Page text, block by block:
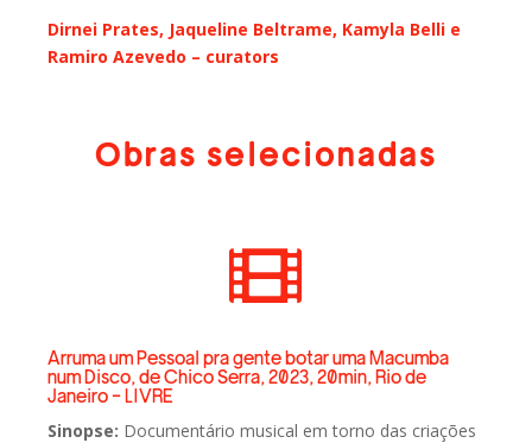
Dirnei Prates, Jaqueline Beltrame, Kamyla Belli e
Ramiro Azevedo – curators
Obras selecionadas

Arruma um Pessoal pra gente botar uma Macumba
num Disco, de Chico Serra, 2023, 20min, Rio de
Janeiro - LIVRE
Sinopse: Documentário musical em torno das criações